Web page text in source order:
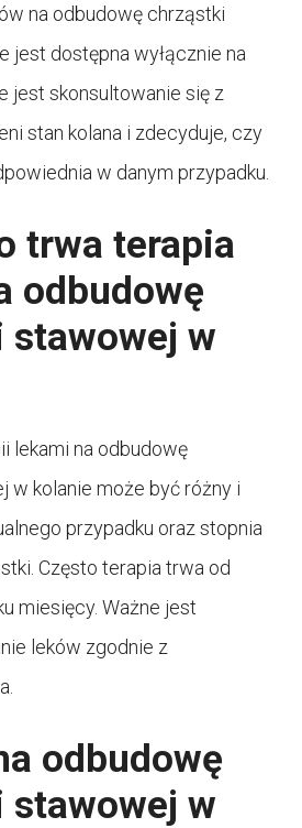
na odbudowę chrząstki
jest dostępna wyłącznie na
jest skonsultowanie się z
stan kolana i zdecyduje, czy
w danym przypadku.
trwa terapia
odbudowę
w
lekami na odbudowę
w kolanie może być różny i
przypadku oraz stopnia
Często terapia trwa od
miesięcy. Ważne jest
leków zgodnie z
odbudowę
w